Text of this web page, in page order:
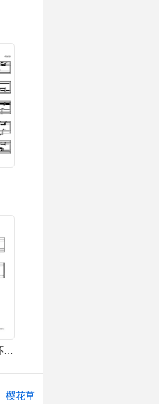
樱花草(简易版)-sweety钢琴谱-环球钢琴网
樱花草